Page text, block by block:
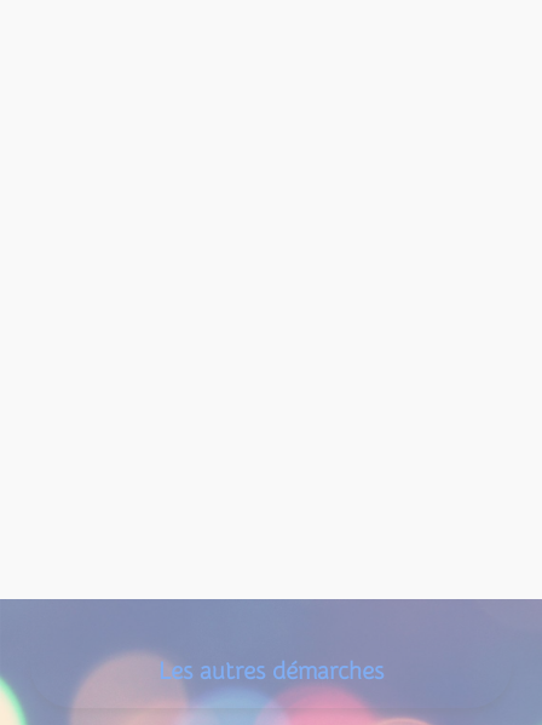
Les autres démarches